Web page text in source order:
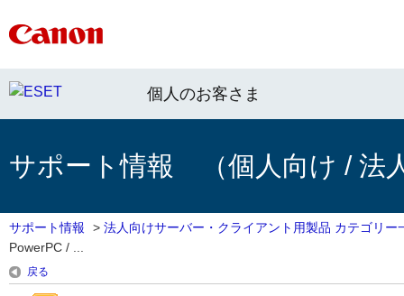
個人のお客さま
サポート情報 （個人向け / 法
サポート情報 > 法人向けサーバー・クライアント用製品 カテゴリー
PowerPC / ...
戻る